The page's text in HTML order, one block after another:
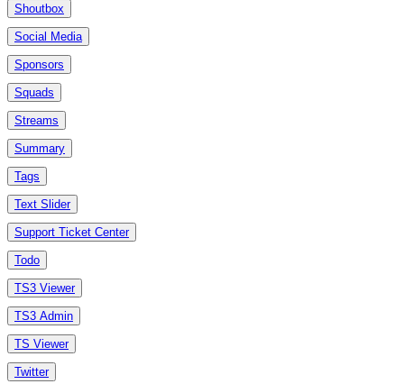
Shoutbox
Social Media
Sponsors
Squads
Streams
Summary
Tags
Text Slider
Support Ticket Center
Todo
TS3 Viewer
TS3 Admin
TS Viewer
Twitter